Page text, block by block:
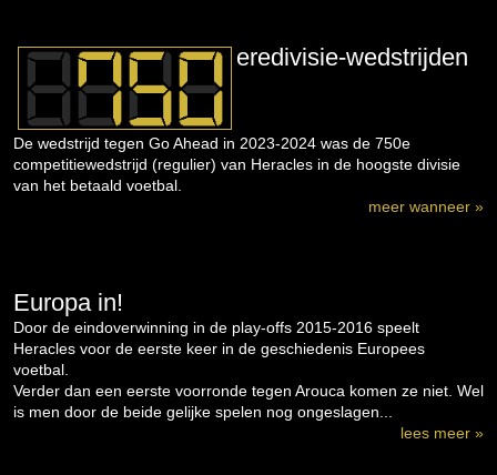
eredivisie-wedstrijden
De wedstrijd tegen Go Ahead in 2023-2024 was de 750e
competitiewedstrijd (regulier) van Heracles in de hoogste divisie
van het betaald voetbal.
meer wanneer »
Europa in!
Door de eindoverwinning in de play-offs 2015-2016 speelt
Heracles voor de eerste keer in de geschiedenis Europees
voetbal.
Verder dan een eerste voorronde tegen Arouca komen ze niet. Wel
is men door de beide gelijke spelen nog ongeslagen...
lees meer »